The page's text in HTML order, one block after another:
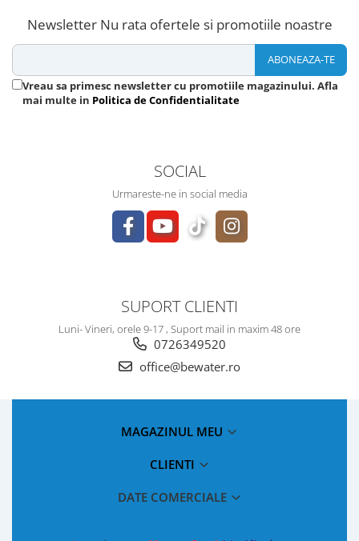
Newsletter Nu rata ofertele si promotiile noastre
Vreau sa primesc newsletter cu promotiile magazinului. Afla
mai multe in Politica de Confidentialitate
SOCIAL
Urmareste-ne in social media
SUPORT CLIENTI
Luni- Vineri, orele 9-17 , Suport mail in maxim 48 ore
0726349520
office@bewater.ro
MAGAZINUL MEU
CLIENTI
DATE COMERCIALE